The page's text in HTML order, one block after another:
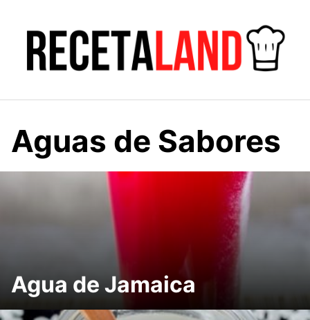
contenido
Aguas de Sabores
Agua de Jamaica